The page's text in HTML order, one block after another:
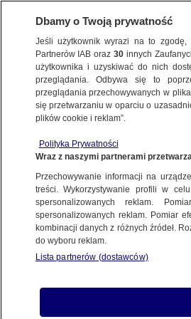
WARSZAWA
ULICE
kierowca taksówki
11.06.2021, 17:53
Udostępnij
Dbamy o Twoją prywatność
Jeśli użytkownik wyrazi na to
Partnerów IAB oraz30 innych
użytkownika i uzyskiwać do nich
przeglądania. Odbywa się to
przeglądania przechowywanych w
się przetwarzaniu w oparciu o
plików cookie i reklam”.
Polityka Prywatności
Wraz z naszymi partnerami
Przechowywanie informacji na
treści. Wykorzystywanie profili w
spersonalizowanych reklam.
spersonalizowanych reklam. Pomiar
kombinacji danych z różnych źródeł.
do wyboru reklam.
Lista partnerów (dostawców)